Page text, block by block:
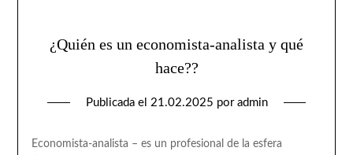
¿Quién es un economista-analista y qué
hace??
Publicada el 21.02.2025 por admin
Economista-analista – es un profesional de la esfera